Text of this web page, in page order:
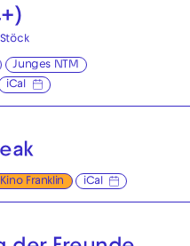
Junges NTM
iCal
Franklin iCal